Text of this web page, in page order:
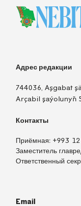
Адрес редакции
744036, Aşgabat
Arçabil şaýolunyň
Контакты
Приёмная: +993
Заместитель
Ответственный
Email